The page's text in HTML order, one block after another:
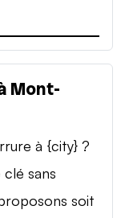
Mont-
à {city} ?
sans
soit